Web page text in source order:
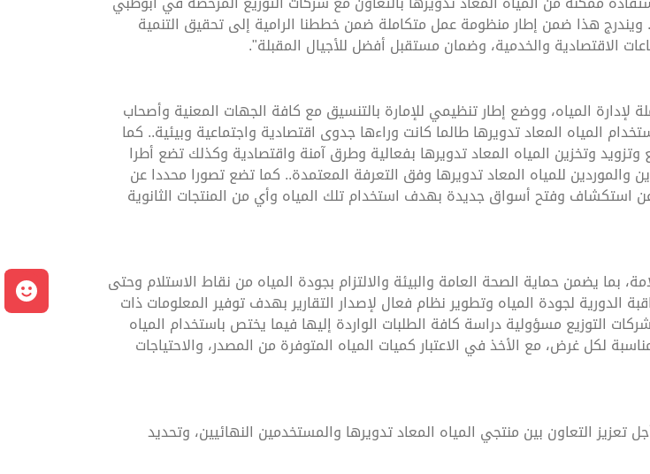
ويندرج هذا ضمن إطار منظومة عمل متكاملة ضمن خططنا الرامية إلى تحقيق التنمية
الاقتصادية والخدمية، وضمان مستقبل أفضل للأجيال المقبلة".
المياه، ووضع إطار تنظيمي للإمارة بالتنسيق مع كافة الجهات المعنية وأصحاب
المياه المعاد تدويرها طالما كانت وراءها جدوى اقتصادية واجتماعية وبيئية.. كما
وتخزين المياه المعاد تدويرها بفعالية وطرق آمنة واقتصادية وكذلك تضع أطرا
والموردين للمياه المعاد تدويرها وفق التعرفة المعتمدة.. كما تضع تصورا محددا عن
استكشاف وفتح أسواق جديدة بهدف استخدام تلك المياه وأي من المنتجات الثانوية
يضمن حماية الصحة العامة والبيئة والالتزام بجودة المياه من نقاط الاستلام وحتى
الدورية لجودة المياه وتطوير نظام فعال لإصدار التقارير بهدف توفير المعلومات ذات
التوزيع مسؤولية دراسة كافة الطلبات الواردة إليها فيما يختص باستخدام المياه
لكل غرض، مع الأخذ في الاعتبار كميات المياه المتوفرة من المصدر، والاحتياجات
التعاون بين منتجي المياه المعاد تدويرها والمستخدمين النهائيين، وتحديد